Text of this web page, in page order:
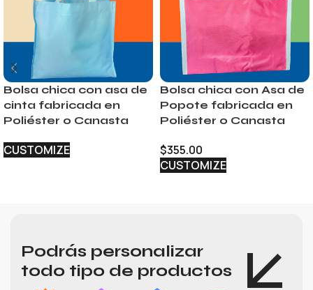
Bolsa chica con asa de
cinta fabricada en
Poliéster o Canasta
CUSTOMIZE
Bolsa chica con Asa de
Popote fabricada en
Poliéster o Canasta
$355.00
CUSTOMIZE
Podrás personalizar
todo tipo de productos